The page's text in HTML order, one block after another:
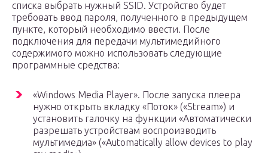
списка выбрать нужный SSID. Устройство будет
требовать ввод пароля, полученного в предыдущем
пункте, который необходимо ввести. После
подключения для передачи мультимедийного
содержимого можно использовать следующие
программные средства:
«Windows Media Player». После запуска плеера
нужно открыть вкладку «Поток» («Stream») и
установить галочку на функции «Автоматически
разрешать устройствам воспроизводить
мультимедиа» («Automatically allow devices to play